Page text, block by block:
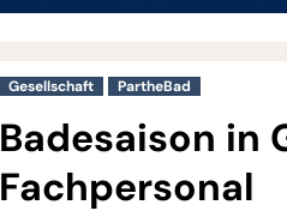
Gesellschaft PartheBad
Badesaison in
Fachpersonal